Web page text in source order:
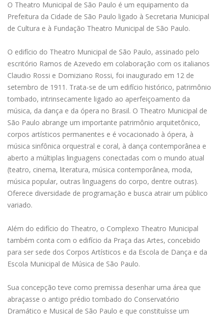
O Theatro Municipal de São Paulo é um equipamento da
Prefeitura da Cidade de São Paulo ligado à Secretaria Municipal
de Cultura e à Fundação Theatro Municipal de São Paulo.
O edifício do Theatro Municipal de São Paulo, assinado pelo
escritório Ramos de Azevedo em colaboração com os italianos
Claudio Rossi e Domiziano Rossi, foi inaugurado em 12 de
setembro de 1911. Trata-se de um edifício histórico, patrimônio
tombado, intrinsecamente ligado ao aperfeiçoamento da
música, da dança e da ópera no Brasil. O Theatro Municipal de
São Paulo abrange um importante patrimônio arquitetônico,
corpos artísticos permanentes e é vocacionado à ópera, à
música sinfônica orquestral e coral, à dança contemporânea e
aberto a múltiplas linguagens conectadas com o mundo atual
(teatro, cinema, literatura, música contemporânea, moda,
música popular, outras linguagens do corpo, dentre outras).
Oferece diversidade de programação e busca atrair um público
variado.
Além do edifício do Theatro, o Complexo Theatro Municipal
também conta com o edifício da Praça das Artes, concebido
para ser sede dos Corpos Artísticos e da Escola de Dança e da
Escola Municipal de Música de São Paulo.
Sua concepção teve como premissa desenhar uma área que
abraçasse o antigo prédio tombado do Conservatório
Dramático e Musical de São Paulo e que constituísse um